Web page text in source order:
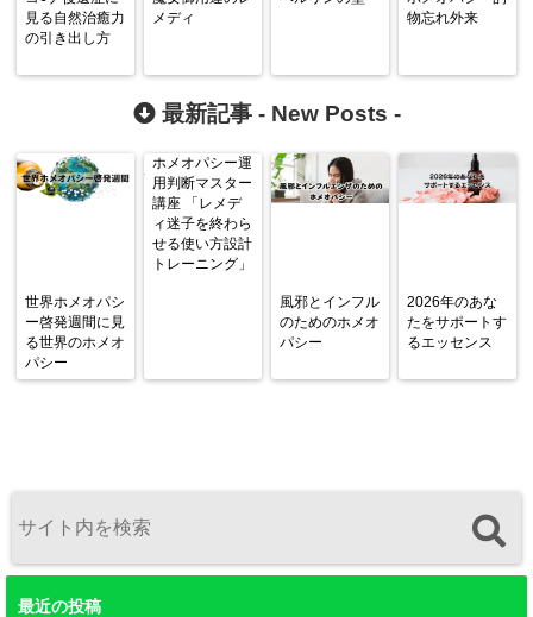
見る自然治癒力
の引き出し方
メディ
物忘れ外来
最新記事 - New Posts -
世界ホメオパシ
ー啓発週間に見
る世界のホメオ
パシー
ホメオパシー運
用判断マスター
講座 「レメデ
ィ迷子を終わら
せる使い方設計
トレーニング」
風邪とインフル
のためのホメオ
パシー
2026年のあな
たをサポートす
るエッセンス
最近の投稿